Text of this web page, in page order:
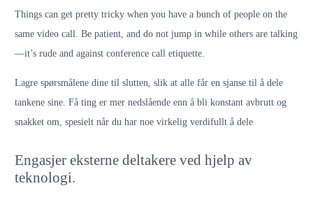
Things can get pretty tricky when you have a bunch of people on the
same video call. Be patient, and do not jump in while others are talking
—it’s rude and against conference call etiquette.
Lagre spørsmålene dine til slutten, slik at alle får en sjanse til å dele
tankene sine. Få ting er mer nedslående enn å bli konstant avbrutt og
snakket om, spesielt når du har noe virkelig verdifullt å dele
Engasjer eksterne deltakere ved hjelp av
teknologi.